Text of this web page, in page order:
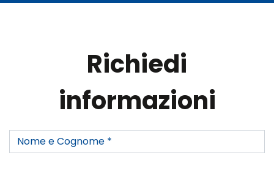
Richiedi
informazioni